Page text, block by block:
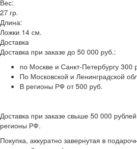
Вес:
27 гр.
Длина:
Ложки 14 см.
Доставка
Доставка при заказе до 50 000 руб.:
по Москве и Санкт-Петербургу 300
По Московской и Ленинградской
В регионы РФ от 500 руб.
Доставка при заказе свыше 50 000
регионы РФ.
Покупка, аккуратно завернутая в